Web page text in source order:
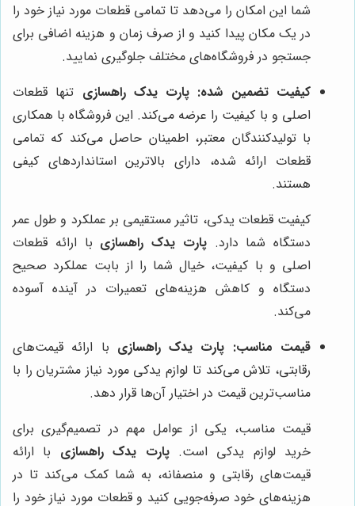
شما این امکان را می‌دهد تا تمامی قطعات مورد نیاز خود را
در یک مکان پیدا کنید و از صرف زمان و هزینه اضافی برای
جستجو در فروشگاه‌های مختلف جلوگیری نمایید.
کیفیت تضمین شده: پارت یدک راهسازی تنها قطعات
اصلی و با کیفیت را عرضه می‌کند. این فروشگاه با همکاری
با تولیدکنندگان معتبر، اطمینان حاصل می‌کند که تمامی
قطعات ارائه شده، دارای بالاترین استانداردهای کیفی
هستند.
کیفیت قطعات یدکی، تاثیر مستقیمی بر عملکرد و طول عمر
دستگاه شما دارد.پارت یدک راهسازی با ارائه قطعات
اصلی و با کیفیت، خیال شما را از بابت عملکرد صحیح
دستگاه و کاهش هزینه‌های تعمیرات در آینده آسوده
می‌کند.
قیمت مناسب: پارت یدک راهسازی با ارائه قیمت‌های
رقابتی، تلاش می‌کند تا لوازم یدکی مورد نیاز مشتریان را با
مناسب‌ترین قیمت در اختیار آن‌ها قرار دهد.
قیمت مناسب، یکی از عوامل مهم در تصمیم‌گیری برای
خرید لوازم یدکی است.پارت یدک راهسازی با ارائه
قیمت‌های رقابتی و منصفانه، به شما کمک می‌کند تا در
هزینه‌های خود صرفه‌جویی کنید و قطعات مورد نیاز خود را